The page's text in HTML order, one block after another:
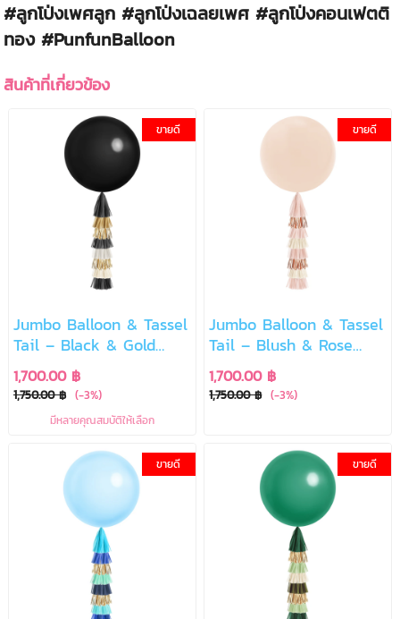
#ลูกโป่งเพศลูก #ลูกโป่งเฉลยเพศ #ลูกโป่งคอนเฟตติ
ทอง #PunfunBalloon
สินค้าที่เกี่ยวข้อง
ขายดี
Jumbo Balloon & Tassel
Tail – Black & Gold
Luxury Edition
1,700.00 ฿
1,750.00 ฿ (-3%)
มีหลายคุณสมบัติให้เลือก
ขายดี
Jumbo Balloon & Tassel
Tail – Blush & Rose
Gold Chic
1,700.00 ฿
1,750.00 ฿ (-3%)
ขายดี ขายดี